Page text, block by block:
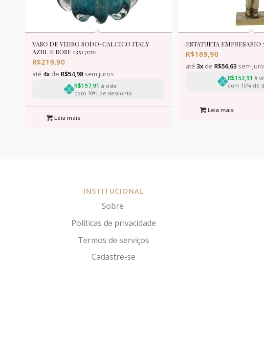
VASO DE VIDRO SODO-CALCICO ITALY
AZUL E ROSE 13x17cm
R$219,90
até 4x de R$54,98 sem juros
R$197,91 à vista
com 10% de desconto
Leia mais
ESTATUETA EMPRESARIO
R$169,90
até3x de R$56,63 sem
R$152,91 à
com 10% de
Leia mais
INSTITUCIONAL
Sobre
Políticas de privacidade
Termos de serviços
Cadastre-se